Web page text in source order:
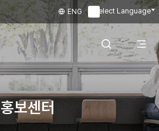
Select Language
ENG
전
홍보센터